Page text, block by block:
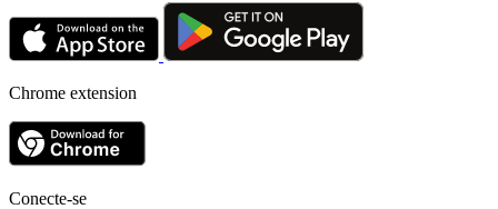
Chrome extension
Conecte-se